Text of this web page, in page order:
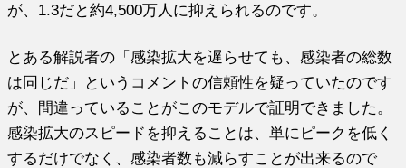
が、1.3だと約4,500万人に抑えられるのです。
とある解説者の「感染拡大を遅らせても、感染者の総数
は同じだ」というコメントの信頼性を疑っていたのです
が、間違っていることがこのモデルで証明できました。
感染拡大のスピードを抑えることは、単にピークを低く
するだけでなく、感染者数も減らすことが出来るので